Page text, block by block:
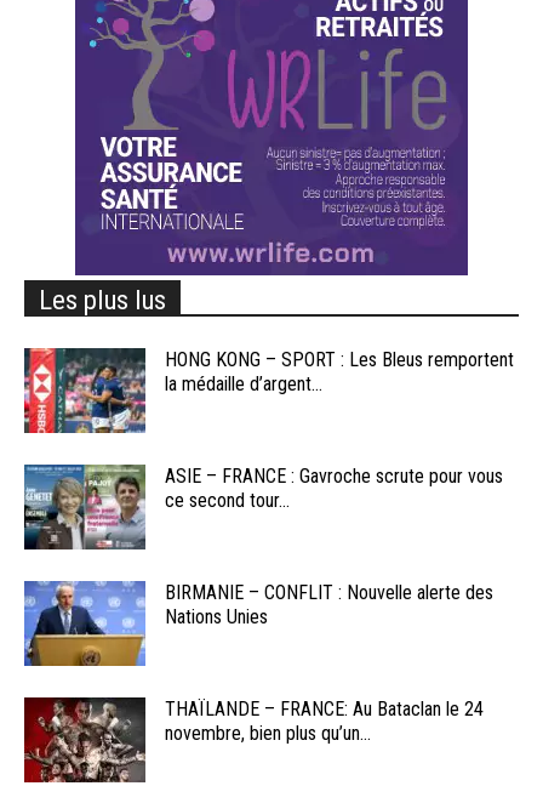
Les plus lus
HONG KONG – SPORT : Les Bleus remportent
la médaille d’argent...
ASIE – FRANCE : Gavroche scrute pour vous
ce second tour...
BIRMANIE – CONFLIT : Nouvelle alerte des
Nations Unies
THAÏLANDE – FRANCE: Au Bataclan le 24
novembre, bien plus qu’un...